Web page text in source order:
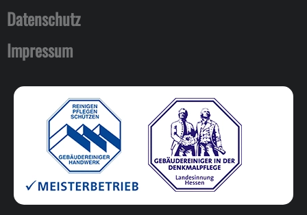
Datenschutz
Impressum